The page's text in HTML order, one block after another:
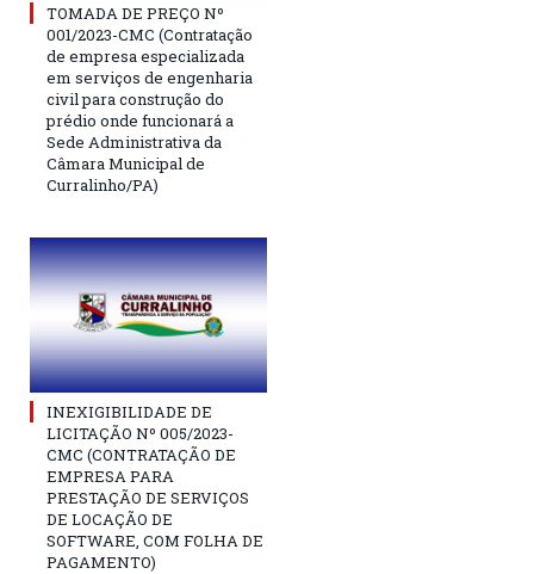
TOMADA DE PREÇO Nº
001/2023-CMC (Contratação
de empresa especializada
em serviços de engenharia
civil para construção do
prédio onde funcionará a
Sede Administrativa da
Câmara Municipal de
Curralinho/PA)
INEXIGIBILIDADE DE
LICITAÇÃO Nº 005/2023-
CMC (CONTRATAÇÃO DE
EMPRESA PARA
PRESTAÇÃO DE SERVIÇOS
DE LOCAÇÃO DE
SOFTWARE, COM FOLHA DE
PAGAMENTO)